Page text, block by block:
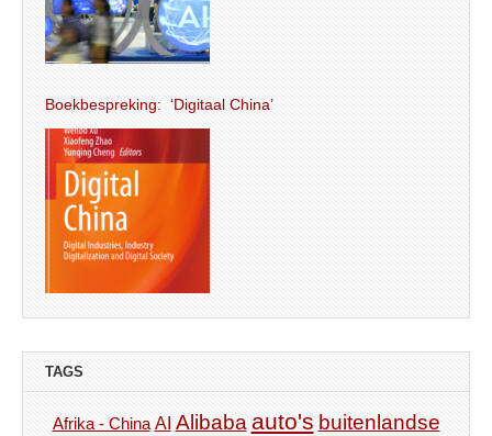
Boekbespreking: ‘Digitaal China’
TAGS
Afrika - China AI Alibaba auto's buitenlandse